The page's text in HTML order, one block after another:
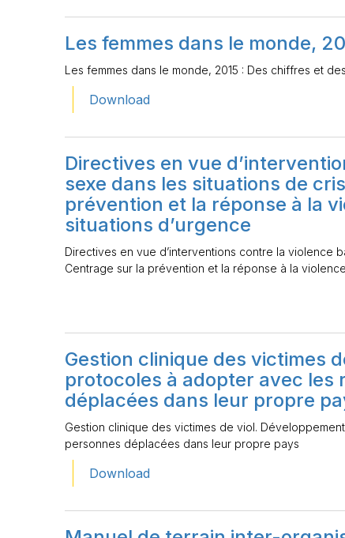
Les femmes dans le monde,
Les femmes dans le monde, 2015 : Des chiffres et
Download
Directives en vue
sexe dans les situations de
prévention et la réponse à la
situations d’urgence
Directives en vue d’interventions contre la violence
Centrage sur la prévention et la réponse à la
Gestion clinique des victimes
protocoles à adopter avec les
déplacées dans leur propre
Gestion clinique des victimes de viol.
personnes déplacées dans leur propre pays
Download